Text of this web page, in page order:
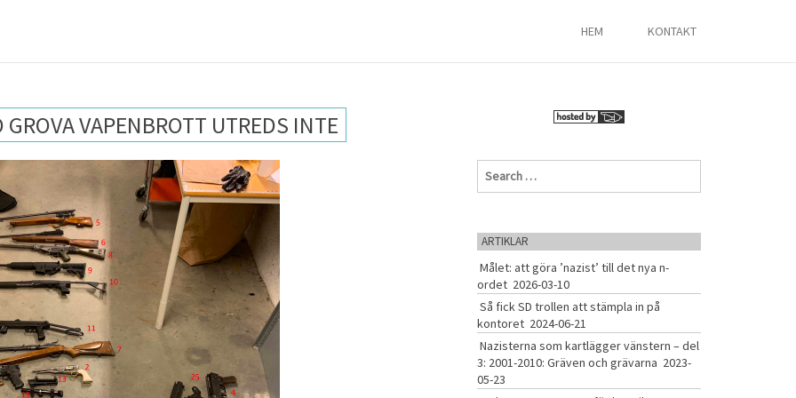
HEM KONTAKT
VAPENBROTT UTREDS INTE
c
h
f
o
r
:
ARTIKLAR
Målet: att göra ’nazist’ till det nya n-
ordet 2026-03-10
Så fick SD trollen att stämpla in på
kontoret 2024-06-21
Nazisterna som kartlägger vänstern – del
3: 2001-2010: Gräven och grävarna 2023-
05-23